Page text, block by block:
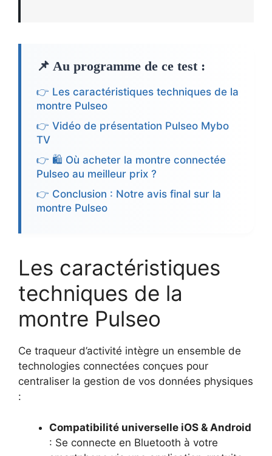
📌 Au programme de ce test :
👉 Les caractéristiques techniques de la
montre Pulseo
👉 Vidéo de présentation Pulseo Mybo
TV
👉 🛍️ Où acheter la montre connectée
Pulseo au meilleur prix ?
👉 Conclusion : Notre avis final sur la
montre Pulseo
Les caractéristiques
techniques de la
montre Pulseo
Ce traqueur d’activité intègre un ensemble de
technologies connectées conçues pour
centraliser la gestion de vos données physiques
:
Compatibilité universelle iOS & Android
: Se connecte en Bluetooth à votre